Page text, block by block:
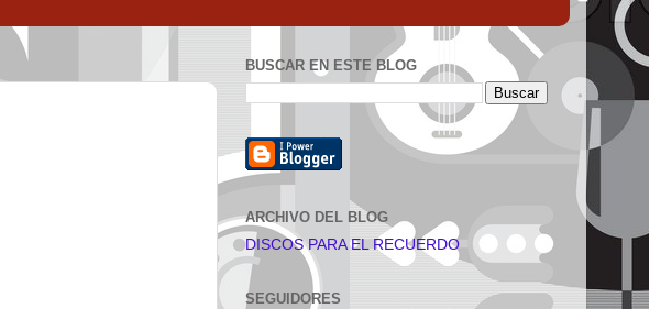
BUSCAR EN ESTE BLOG
ARCHIVO DEL BLOG
DISCOS PARA EL RECUERDO
SEGUIDORES